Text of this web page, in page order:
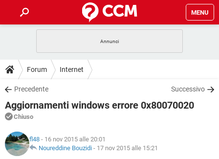
MENU
INTRATTENIMENTO
iOS
INSTAGRAM WHATSAPP
TIKTOK
HARDWARE
GUIDE
COVID-19
iOS
INSTAGRAM
TIKTOK FACEBOOK
DOWNLOAD
COVID-19 GAMING
INTRATTENIMENTO
iOS
INSTAGRAM
FORUM
COVID-19
INTRATTENIMENTO ANDROID
GLOSSARIO
COVID-19
Forum Internet
Precedente Successivo
Aggiornamenti windows errore 0x80070020
Chiuso
fl48 - 16 nov 2015 alle 20:01
Noureddine Bouzidi - 17 nov 2015 alle 15:21